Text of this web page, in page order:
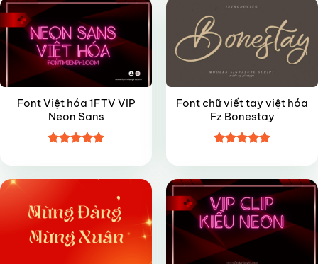
Font Việt hóa 1FTV VIP
Neon Sans
hạng55
sao
Font chữ viết tay việt hóa
Fz Bonestay
hạng4.95
sao